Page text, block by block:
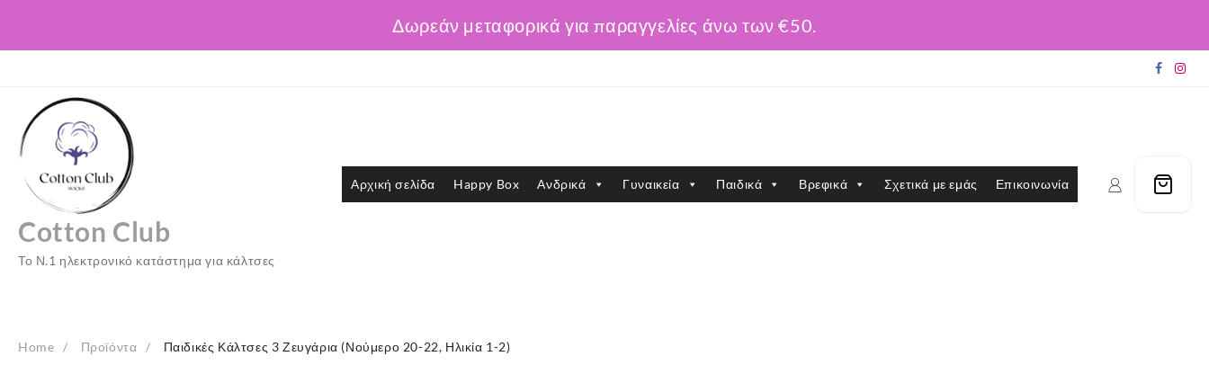
Δωρεάν μεταφορικά για παραγγελίες άνω των €50.
content
Cotton Club
Το Ν.1 ηλεκτρονικό κατάστημα για κάλτσες
Αρχική σελίδα Happy Box Ανδρικά Γυναικεία Παιδικά Βρεφικά Σχετικά με εμάς Επικοινωνία
Home Προϊόντα Παιδικές Κάλτσες 3 Ζευγάρια (Νούμερο 20-22, Ηλικία 1-2)